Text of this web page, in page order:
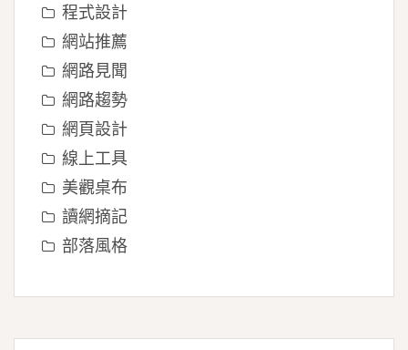
程式設計
網站推薦
網路見聞
網路趨勢
網頁設計
線上工具
美觀桌布
讀網摘記
部落風格